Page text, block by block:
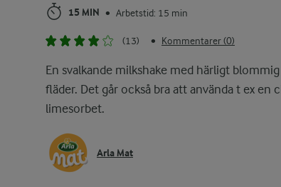
15 MIN • Arbetstid: 15 min
(13) • Kommentarer (0)
En svalkande milkshake med härligt blommig
fläder. Det går också bra att använda t ex en
limesorbet.
Arla Mat